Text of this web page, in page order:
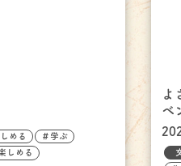
める ＃学ぶ
しめる
よ
ベ